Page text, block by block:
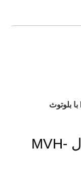
پخش خودرو پایونیر مدل MVH-